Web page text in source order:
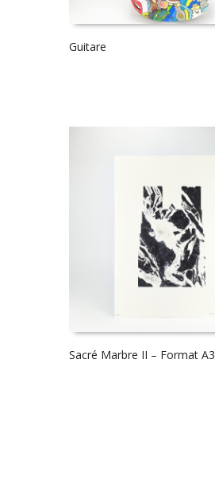
Guitare
Sacré Marbre II – Format A3